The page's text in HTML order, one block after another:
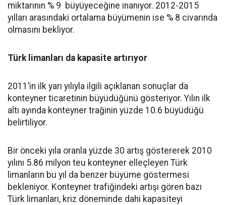
miktarının % 9 büyüyeceğine inanıyor. 2012-2015
yılları arasındaki ortalama büyümenin ise % 8 civarında
olmasını bekliyor.
Türk limanları da kapasite artırıyor
2011’in ilk yarı yılıyla ilgili açıklanan sonuçlar da
konteyner ticaretinin büyüdüğünü gösteriyor. Yılın ilk
altı ayında konteyner trağinin yüzde 10.6 büyüdüğü
belirtiliyor.
Bir önceki yıla oranla yüzde 30 artış göstererek 2010
yılını 5.86 milyon teu konteyner elleçleyen Türk
limanların bu yıl da benzer büyüme göstermesi
bekleniyor. Konteyner trafiğindeki artışı gören bazı
Türk limanları, kriz döneminde dahi kapasiteyi